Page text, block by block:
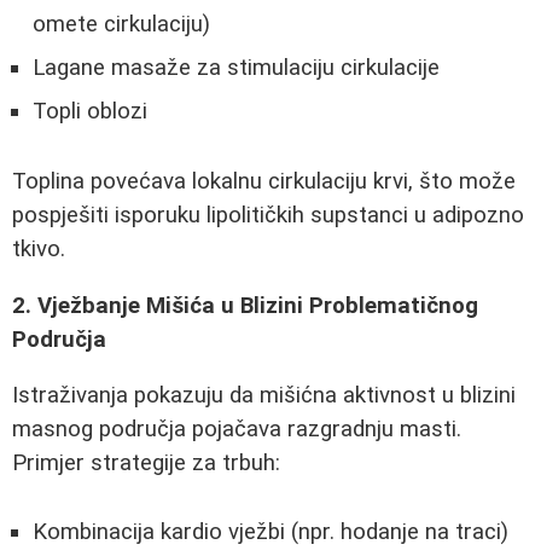
omete cirkulaciju)
Lagane masaže za stimulaciju cirkulacije
Topli oblozi
Toplina povećava lokalnu cirkulaciju krvi, što može
pospješiti isporuku lipolitičkih supstanci u adipozno
tkivo.
2. Vježbanje Mišića u Blizini Problematičnog
Područja
Istraživanja pokazuju da mišićna aktivnost u blizini
masnog područja pojačava razgradnju masti.
Primjer strategije za trbuh:
Kombinacija kardio vježbi (npr. hodanje na traci)